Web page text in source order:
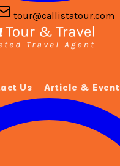
tour@callistatour.com
Us Article & Event